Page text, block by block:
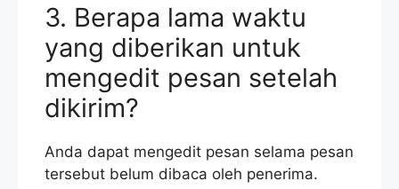
3. Berapa lama waktu
yang diberikan untuk
mengedit pesan setelah
dikirim?
Anda dapat mengedit pesan selama pesan
tersebut belum dibaca oleh penerima.